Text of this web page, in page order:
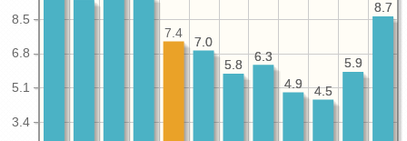
3.4
5.1
6.8
8.5
8.7
5.9
4.5
4.9
6.3
5.8
7.0
8.7
5.9
4.5
4.9
6.3
5.8
7.0
7.4